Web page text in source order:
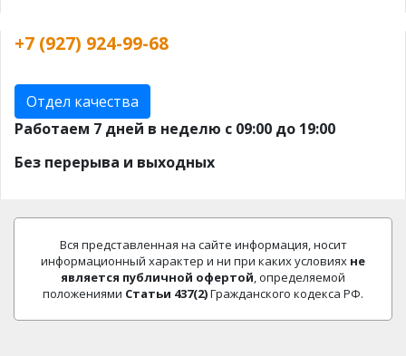
+7 (927) 924-99-68
Отдел качества
Работаем 7 дней в неделю с 09:00 до 19:00
Без перерыва и выходных
Вся представленная на сайте информация, носит
информационный характер и ни при каких условиях не
является публичной офертой, определяемой
положениями Статьи 437(2)Гражданского кодекса РФ.